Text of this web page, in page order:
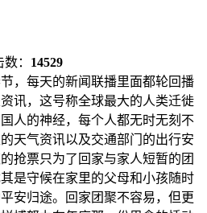
： 14529
，每天的新闻联播里面都轮回播
讯，这号称全球最大的人类迁徙
人的神经，每个人都无时无刻不
天气资讯以及交通部门的出行安
抢票只为了回家与家人短暂的团
是守候在家里的父母和小孩随时
安归途。回家团聚不容易，但更